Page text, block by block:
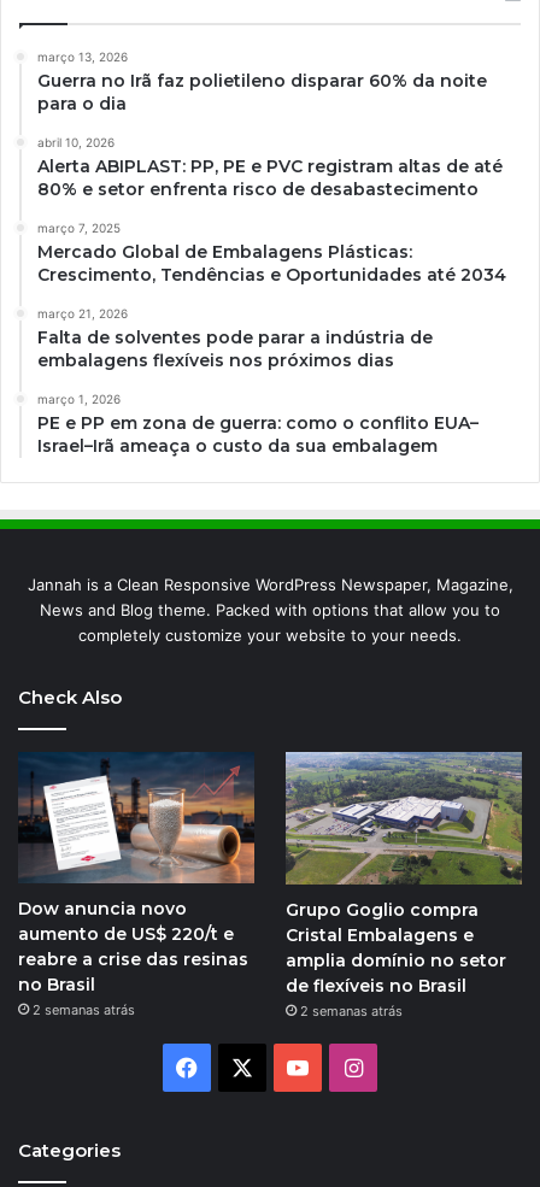
março 13, 2026
Guerra no Irã faz polietileno disparar 60% da noite
para o dia
abril 10, 2026
Alerta ABIPLAST: PP, PE e PVC registram altas de até
80% e setor enfrenta risco de desabastecimento
março 7, 2025
Mercado Global de Embalagens Plásticas:
Crescimento, Tendências e Oportunidades até 2034
março 21, 2026
Falta de solventes pode parar a indústria de
embalagens flexíveis nos próximos dias
março 1, 2026
PE e PP em zona de guerra: como o conflito EUA–
Israel–Irã ameaça o custo da sua embalagem
Jannah is a Clean Responsive WordPress Newspaper, Magazine,
News and Blog theme. Packed with options that allow you to
completely customize your website to your needs.
Check Also
Dow anuncia novo
aumento de US$ 220/t e
reabre a crise das resinas
no Brasil
2 semanas atrás
Grupo Goglio compra
Cristal Embalagens e
amplia domínio no setor
de flexíveis no Brasil
2 semanas atrás
Facebook YouTubeInstagram
Categories